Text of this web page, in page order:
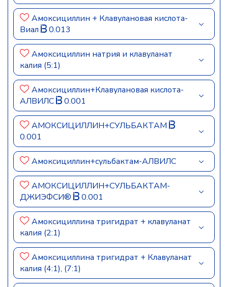
Амоксициллин + Клавулановая кислота-
Виал
0.013
Амоксициллин натрия и клавуланат
калия (5:1)
Амоксициллин+Клавулановая кислота-
АЛВИЛС
0.001
АМОКСИЦИЛЛИН+СУЛЬБАКТАМ
0.001
Амоксициллин+сульбактам-АЛВИЛС
АМОКСИЦИЛЛИН+СУЛЬБАКТАМ-
ДЖИЭФСИ®
0.001
Амоксициллина тригидрат + клавуланат
калия (2:1)
Амоксициллина тригидрат + Клавуланат
калия (4:1), (7:1)